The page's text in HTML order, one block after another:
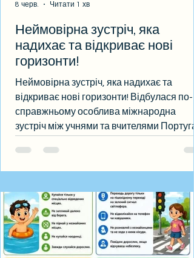
Неймовірна зустріч, яка
надихає та відкриває нові
горизонти!
Неймовірна зустріч, яка надихає та
відкриває нові горизонти! Відбулася по-
справжньому особлива міжнародна
зустріч між учнями та вчителями
Це був не просто обмін думками, а
діалог культур, ідей та цінностей, який
чудову нагоду обговорити надзвичайно
цікаву та актуальну тему, поділитися
власним досвідом, почути різні погляди
знайти багато спільного, незважаючи на
8 черв. Читати 1 хв